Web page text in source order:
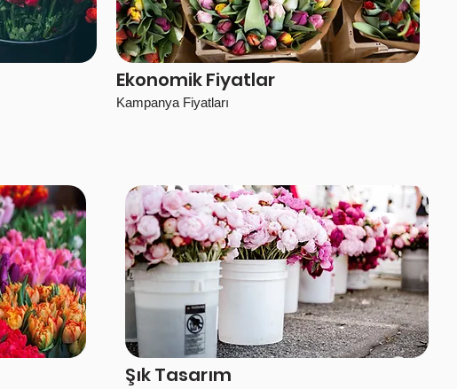
Ekonomik Fiyatlar
Kampanya Fiyatları
Şık Tasarım